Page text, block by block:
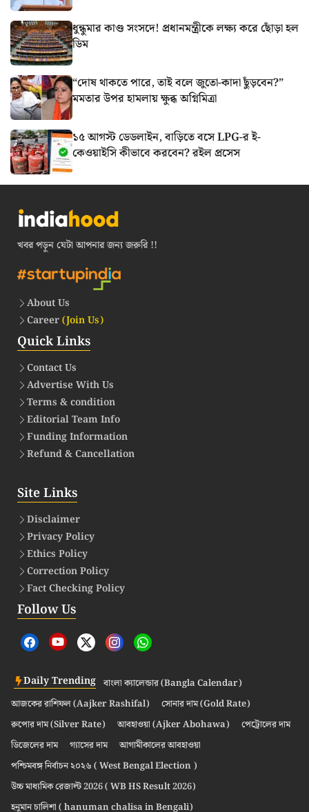
ধুন্ধুমার কাণ্ড সংসদে! প্রধানমন্ত্রীকে লক্ষ্য করে ছোঁড়া হল
ডিম
“দোষ থাকতে পারে, তাই বলে জুতো-কাদা ছুঁড়বেন?”
মমতার উপর হামলায় ক্ষুব্ধ অগ্নিমিত্রা
১৫ আগস্ট ডেডলাইন, বাড়িতে বসে LPG-র ই-
কেওয়াইসি কীভাবে করবেন? রইল প্রসেস
খবর পড়ুন যেটা আপনার জন্য জরুরি !!
About Us
Career(Join Us)
Quick Links
Contact Us
Advertise With Us
Terms & condition
Editorial Team Info
Funding Information
Refund & Cancellation
Site Links
Disclaimer
Privacy Policy
Ethics Policy
Correction Policy
Fact Checking Policy
Follow Us
Daily Trending বাংলা ক্যালেন্ডার (Bangla Calendar)
আজকের রাশিফল (Aajker Rashifal)
সোনার দাম (Gold Rate)
রুপোর দাম (Silver Rate)
আবহাওয়া (Ajker Abohawa)
পেট্রোলের দাম
ডিজেলের দাম
গ্যাসের দাম
আগামীকালের আবহাওয়া
পশ্চিমবঙ্গ নির্বাচন ২০২৬ ( West Bengal Election )
উচ্চ মাধ্যমিক রেজাল্ট 2026 ( WB HS Result 2026)
হনুমান চালিশা ( hanuman chalisa in Bengali)